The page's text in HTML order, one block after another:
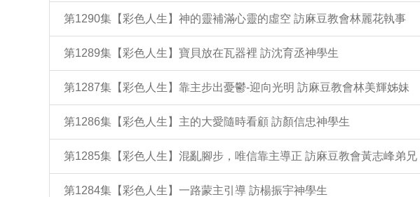
第1290集【彩色人生】神的靈補滿心靈的虛空 訪麻豆教會林麗花執事
第1289集【彩色人生】寶貝放在瓦器裡 訪沈育丞神學生
第1287集【彩色人生】靠主步出憂鬱-迎向光明 訪麻豆教會林美輝姊妹
第1286集【彩色人生】主的大愛隨時看顧 訪顏信忠神學生
第1285集【彩色人生】混亂腳步，唯信靠主導正 訪麻豆教會黃志峰弟兄
第1284集【彩色人生】一路蒙主引導 訪楊振宇神學生